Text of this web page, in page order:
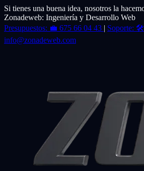
Si tienes una buena idea, nosotros la
Zonadeweb: Ingeniería y Desarrollo Web
Presupuestos: 💼 675 66 04 43 | Soporte: 🛠️
info@zonadeweb.com